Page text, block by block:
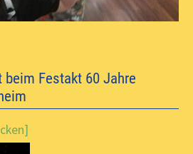
Festakt 60 Jahre